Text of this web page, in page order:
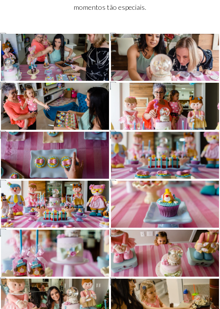
momentos tão especiais.